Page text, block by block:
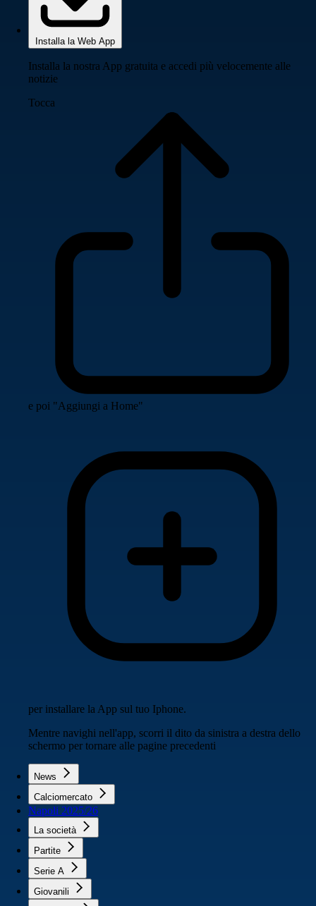
Installa la Web App
Installa la nostra App gratuita e accedi più velocemente alle
notizie
Tocca
e poi "Aggiungi a Home"
per installare la App sul tuo Iphone.
Mentre navighi nell'app, scorri il dito da sinistra a destra dello
schermo per tornare alle pagine precedenti
News
Calciomercato
Napoli 2025/26
La società
Partite
Serie A
Giovanili